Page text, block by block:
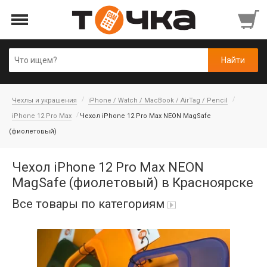
Чехлы и украшения
iPhone / Watch / MacBook / AirTag / Pencil
iPhone 12 Pro Max
Чехол iPhone 12 Pro Max NEON MagSafe
(фиолетовый)
Чехол iPhone 12 Pro Max NEON
MagSafe (фиолетовый) в Красноярске
Все товары по категориям
Автопарфюм
Аккумуляторы портативные